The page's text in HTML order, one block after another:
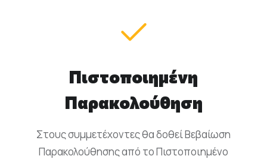
Πιστοποιημένη
Παρακολούθηση
Στους συμμετέχοντες θα δοθεί Βεβαίωση
Παρακολούθησης από το Πιστοποιημένο